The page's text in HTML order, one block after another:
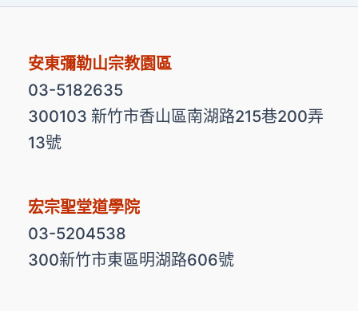
安東彌勒山宗教園區
03-5182635
300103 新竹市香山區南湖路215巷200弄
13號
宏宗聖堂道學院
03-5204538
300新竹市東區明湖路606號